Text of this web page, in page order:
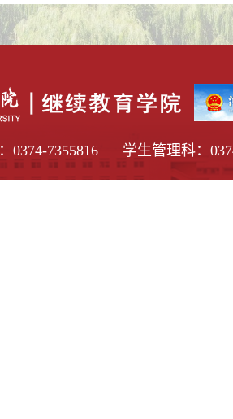
0374-7355816 学生管理科：